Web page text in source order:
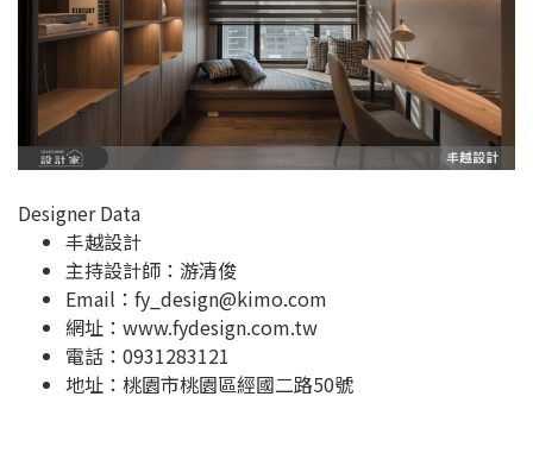
Designer Data
丰越設計
主持設計師：游清俊
Email： fy_design@kimo.com
網址： www.fydesign.com.tw
電話：0931283121
地址： 桃園市桃園區經國二路50號